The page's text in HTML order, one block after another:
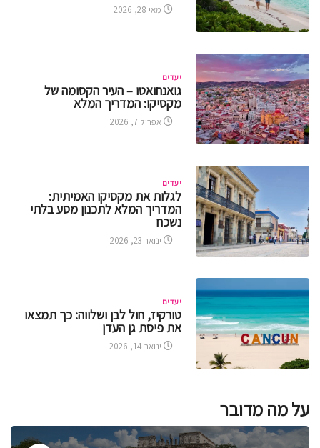
מאי 28, 2026
יעדים
גואנחואטו – העיר הקסומה של
מקסיקו: המדריך המלא
אפריל 7, 2026
יעדים
לגלות את מקסיקו האמיתית:
המדריך המלא לתכנון מסע בלתי
נשכח
ינואר 23, 2026
יעדים
טורקיז, חול לבן ושלווה: כך תמצאו
את פיסת גן העדן
ינואר 14, 2026
על מה מדובר